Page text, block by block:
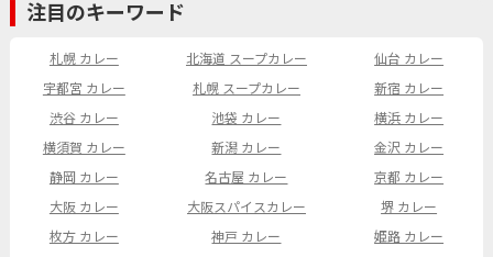
注目のキーワード
札幌 カレー 北海道 スープカレー
仙台 カレー
宇都宮 カレー
札幌 スープカレー
新宿 カレー
渋谷 カレー
池袋 カレー
横浜 カレー
横須賀 カレー
新潟 カレー
金沢 カレー
静岡 カレー
名古屋 カレー
京都 カレー
大阪 カレー
大阪スパイスカレー
堺 カレー
枚方 カレー
神戸 カレー
姫路 カレー